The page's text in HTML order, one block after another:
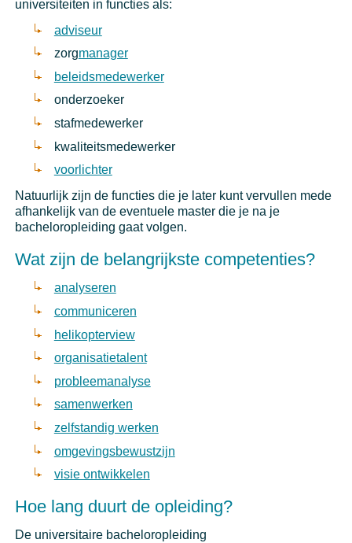
universiteiten in functies als:
adviseur
zorgmanager
beleidsmedewerker
onderzoeker
stafmedewerker
kwaliteitsmedewerker
voorlichter
Natuurlijk zijn de functies die je later kunt vervullen mede
afhankelijk van de eventuele master die je na je
bacheloropleiding gaat volgen.
Wat zijn de belangrijkste competenties?
analyseren
communiceren
helikopterview
organisatietalent
probleemanalyse
samenwerken
zelfstandig werken
omgevingsbewustzijn
visie ontwikkelen
Hoe lang duurt de opleiding?
De universitaire bacheloropleiding